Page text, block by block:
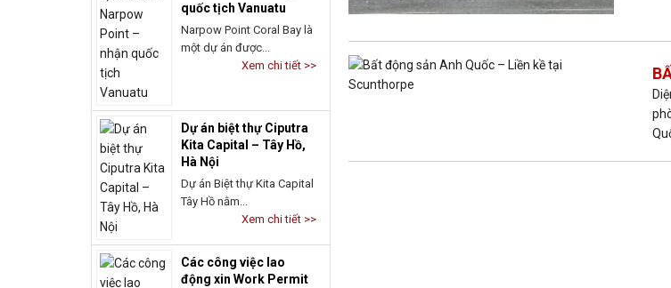
quốc tịch Vanuatu
Narpow Point Coral Bay là
một dự án được...
Xem chi tiết >>
Dự án biệt thự Ciputra
Kita Capital – Tây Hồ,
Hà Nội
Dự án Biệt thự Kita Capital
Tây Hồ nằm...
Xem chi tiết >>
Các công việc lao
động xin Work Permit